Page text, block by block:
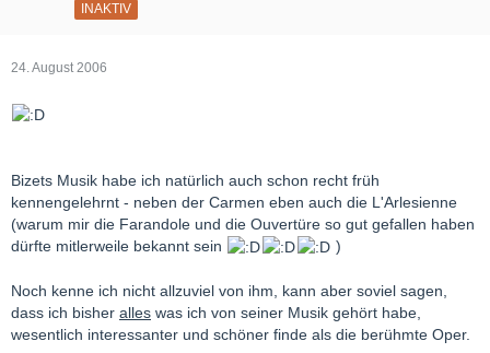
INAKTIV
24. August 2006
Bizets Musik habe ich natürlich auch schon recht früh
kennengelehrnt - neben der Carmen eben auch die L'Arlesienne
(warum mir die Farandole und die Ouvertüre so gut gefallen haben
dürfte mitlerweile bekannt sein
)
Noch kenne ich nicht allzuviel von ihm, kann aber soviel sagen,
dass ich bisher alles was ich von seiner Musik gehört habe,
wesentlich interessanter und schöner finde als die berühmte Oper.